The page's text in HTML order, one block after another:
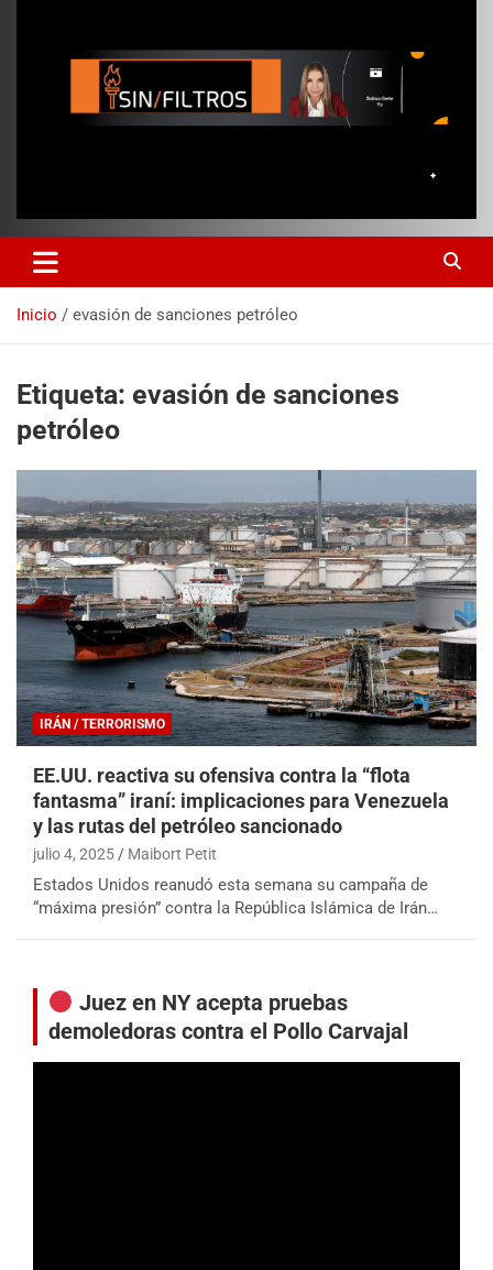
Inicio evasión de sanciones petróleo
Etiqueta: evasión de sanciones
petróleo
IRÁN / TERRORISMO
EE.UU. reactiva su ofensiva contra la “flota
fantasma” iraní: implicaciones para Venezuela
y las rutas del petróleo sancionado
julio 4, 2025 Maibort Petit
Estados Unidos reanudó esta semana su campaña de
“máxima presión” contra la República Islámica de Irán…
Juez en NY acepta pruebas
demoledoras contra el Pollo Carvajal